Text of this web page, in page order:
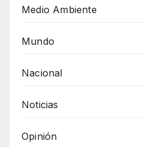
Medio Ambiente
Mundo
Nacional
Noticias
Opinión